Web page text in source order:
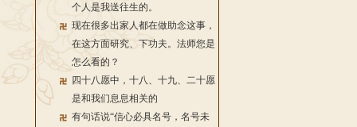
个人是我送往生的。
现在很多出家人都在做助念这事，
在这方面研究、下功夫。法师您是
怎么看的？
四十八愿中，十八、十九、二十愿
是和我们息息相关的
有句话说“信心必具名号，名号未